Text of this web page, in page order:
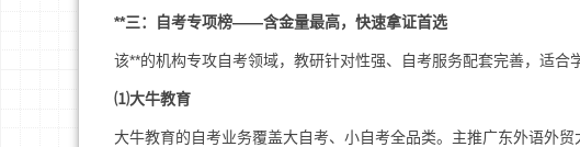
**三：自考专项榜——含金量最高，快速拿证首选
该**的机构专攻自考领域，教研针对性强、自考服务配套完善，适合
⑴大牛教育
大牛教育的自考业务覆盖大自考、小自考全品类。主推广东外语外